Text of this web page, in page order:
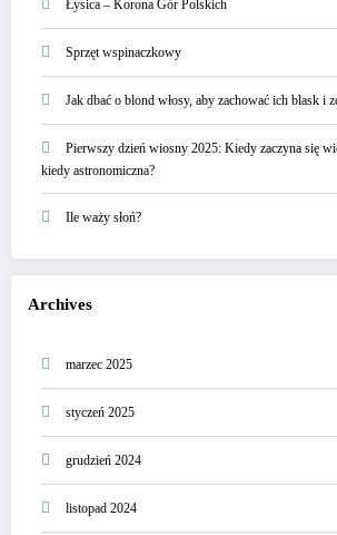
Łysica – Korona Gór Polskich
Sprzęt wspinaczkowy
Jak dbać o blond włosy, aby zachować ich blask i
Pierwszy dzień wiosny 2025: Kiedy zaczyna się
kiedy astronomiczna?
Ile waży słoń?
Archives
marzec 2025
styczeń 2025
grudzień 2024
listopad 2024